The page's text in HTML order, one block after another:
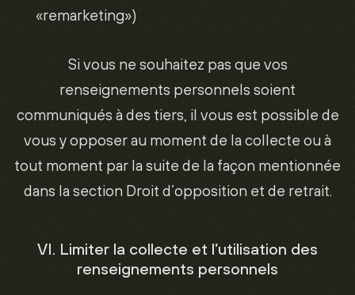
«remarketing»)
Si vous ne souhaitez pas que vos
renseignements personnels soient
communiqués à des tiers, il vous est possible de
vous y opposer au moment de la collecte ou à
tout moment par la suite de la façon mentionnée
dans la section Droit d’opposition et de retrait.
VI. Limiter la collecte et l’utilisation des
renseignements personnels